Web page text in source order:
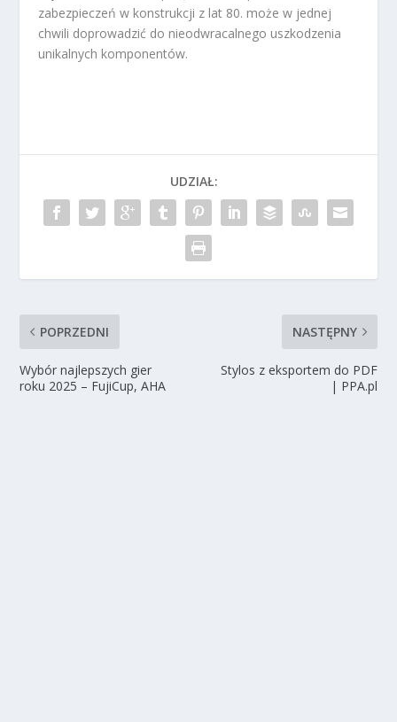
zabezpieczeń w konstrukcji z lat 80. może w jednej
chwili doprowadzić do nieodwracalnego uszkodzenia
unikalnych komponentów.
UDZIAŁ:
POPRZEDNI
Wybór najlepszych gier
roku 2025 – FujiCup, AHA
NASTĘPNY
Stylos z eksportem do PDF
| PPA.pl